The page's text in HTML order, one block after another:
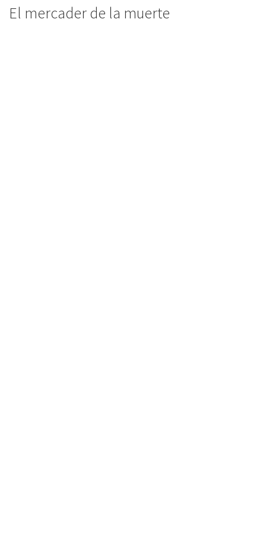
El mercader de la muerte